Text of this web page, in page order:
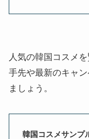
人気の韓国コスメ
手先や最新のキャ
ましょう。
韓国コスメサンプ